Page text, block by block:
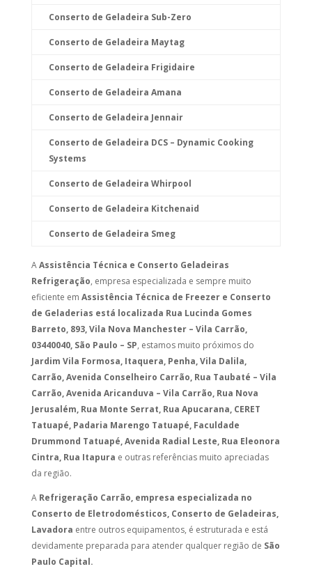
Conserto de Geladeira Sub-Zero
Conserto de Geladeira Maytag
Conserto de Geladeira Frigidaire
Conserto de Geladeira Amana
Conserto de Geladeira Jennair
Conserto de Geladeira DCS – Dynamic Cooking
Systems
Conserto de Geladeira Whirpool
Conserto de Geladeira Kitchenaid
Conserto de Geladeira Smeg
AAssistência Técnica e Conserto Geladeiras
Refrigeração, empresa especializada e sempre muito
eficiente em Assistência Técnica de Freezer e Conserto
de Geladerias está localizada Rua Lucinda Gomes
Barreto, 893, Vila Nova Manchester – Vila Carrão,
03440040, São Paulo – SP, estamos muito próximos do
Jardim Vila Formosa, Itaquera, Penha, Vila Dalila,
Carrão, Avenida Conselheiro Carrão, Rua Taubaté – Vila
Carrão, Avenida Aricanduva – Vila Carrão, Rua Nova
Jerusalém, Rua Monte Serrat, Rua Apucarana, CERET
Tatuapé, Padaria Marengo Tatuapé, Faculdade
Drummond Tatuapé, Avenida Radial Leste, Rua Eleonora
Cintra, Rua Itapura e outras referências muito apreciadas
da região.
A Refrigeração Carrão, empresa especializada no
Conserto de Eletrodomésticos, Conserto de Geladeiras,
Lavadora entre outros equipamentos, é estruturada e está
devidamente preparada para atender qualquer região de São
Paulo Capital.